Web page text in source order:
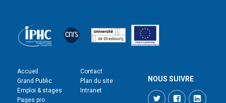
Accueil
Grand Public
Emploi & stages
Pages pro
Contact
Plan du site
Intranet
NOUS SUIVRE
TwitterFacebook